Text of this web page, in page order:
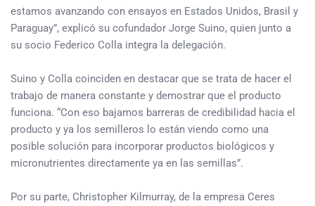
estamos avanzando con ensayos en Estados Unidos, Brasil y
Paraguay”, explicó su cofundador Jorge Suino, quien junto a
su socio Federico Colla integra la delegación.
Suino y Colla coinciden en destacar que se trata de hacer el
trabajo de manera constante y demostrar que el producto
funciona. “Con eso bajamos barreras de credibilidad hacia el
producto y ya los semilleros lo están viendo como una
posible solución para incorporar productos biológicos y
micronutrientes directamente ya en las semillas”.
Por su parte, Christopher Kilmurray, de la empresa Ceres